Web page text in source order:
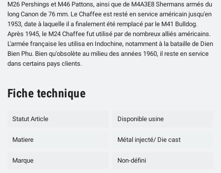
M26 Pershings et M46 Pattons, ainsi que de M4A3E8 Shermans armés du
long Canon de 76 mm. Le Chaffee est resté en service américain jusqu'en
1953, date à laquelle il a finalement été remplacé par le M41 Bulldog.
Après 1945, le M24 Chaffee fut utilisé par de nombreux alliés américains.
L'armée française les utilisa en Indochine, notamment à la bataille de Dien
Bien Phu. Bien qu'obsolète au milieu des années 1960, il reste en service
dans certains pays clients.
Fiche technique
Statut Article Disponible usine
Matiere Métal injecté/ Die cast
Marque Non-défini